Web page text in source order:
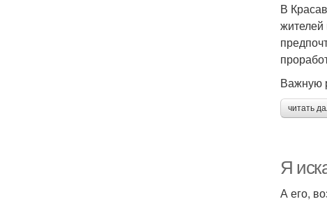
В
жителей
Важную
читать
Я
А его,